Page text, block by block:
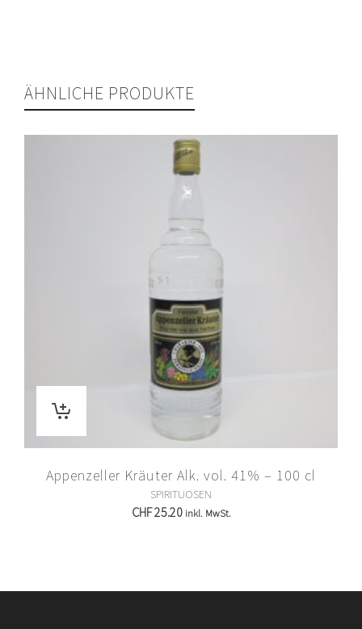
ÄHNLICHE PRODUKTE
Appenzeller Kräuter Alk. vol. 41% – 100 cl
SPIRITUOSEN
CHF25.20 inkl. MwSt.